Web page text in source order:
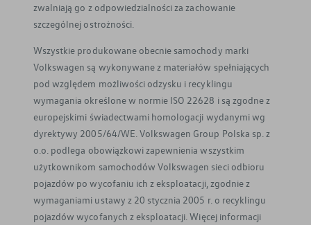
zwalniają go z odpowiedzialności za zachowanie
szczególnej ostrożności.
Wszystkie produkowane obecnie samochody marki
Volkswagen są wykonywane z materiałów spełniających
pod względem możliwości odzysku i recyklingu
wymagania określone w normie ISO 22628 i są zgodne z
europejskimi świadectwami homologacji wydanymi wg
dyrektywy 2005/64/WE. Volkswagen Group Polska sp. z
o.o. podlega obowiązkowi zapewnienia wszystkim
użytkownikom samochodów Volkswagen sieci odbioru
pojazdów po wycofaniu ich z eksploatacji, zgodnie z
wymaganiami ustawy z 20 stycznia 2005 r. o recyklingu
pojazdów wycofanych z eksploatacji. Więcej informacji